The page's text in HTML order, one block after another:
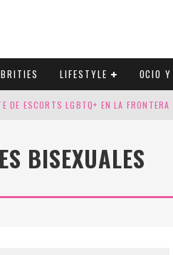
LIFESTYLE OCIO
DE ESCORTS LGBTQ+ EN LA
LA HISTORIA LGTB
BISEXUALES